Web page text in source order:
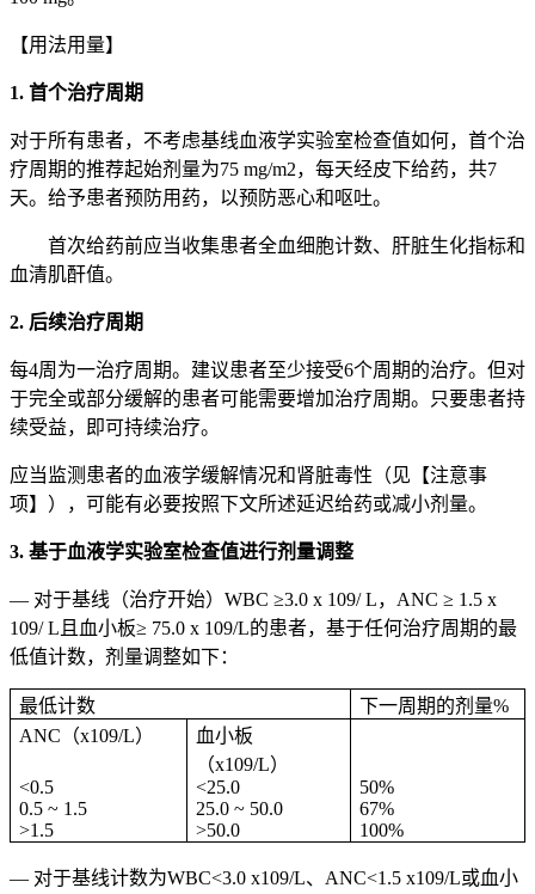
【用法用量】
1. 首个治疗周期
对于所有患者，不考虑基线血液学实验室检查值如何，首个治
疗周期的推荐起始剂量为75 mg/m2，每天经皮下给药，共7
天。给予患者预防用药，以预防恶心和呕吐。
首次给药前应当收集患者全血细胞计数、肝脏生化指标和
血清肌酐值。
2. 后续治疗周期
每4周为一治疗周期。建议患者至少接受6个周期的治疗。但对
于完全或部分缓解的患者可能需要增加治疗周期。只要患者持
续受益，即可持续治疗。
应当监测患者的血液学缓解情况和肾脏毒性（见【注意事
项】），可能有必要按照下文所述延迟给药或减小剂量。
3. 基于血液学实验室检查值进行剂量调整
— 对于基线（治疗开始）WBC ≥3.0 x 109/ L，ANC ≥ 1.5 x
109/ L且血小板≥ 75.0 x 109/L的患者，基于任何治疗周期的最
低值计数，剂量调整如下：
最低计数
下一周期的剂量%
ANC（x109/L）
血小板
（x109/L）
<0.5
<25.0
50%
0.5 ~ 1.5
25.0 ~ 50.0
67%
>1.5
>50.0 100%
— 对于基线计数为WBC<3.0 x109/L、ANC<1.5 x109/L或血小